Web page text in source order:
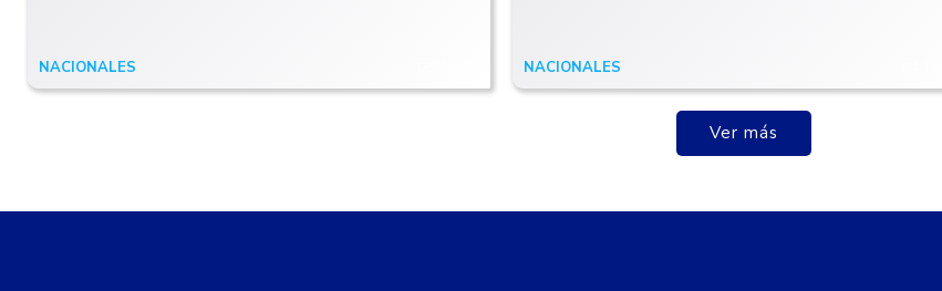
NACIONALES NACIONALES
Ver más